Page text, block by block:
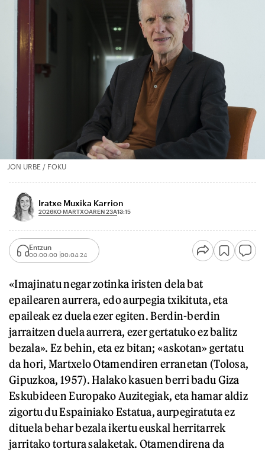
JON URBE / FOKU
Iratxe Muxika Karrion
2026KO MARTXOAREN 23A13:15
Entzun
00:00:00 00:04:24
«Imajinatu negar zotinka iristen dela bat
epailearen aurrera, edo aurpegia txikituta, eta
epaileak ez duela ezer egiten. Berdin-berdin
jarraitzen duela aurrera, ezer gertatuko ez balitz
bezala». Ez behin, eta ez bitan; «askotan» gertatu
da hori, Martxelo Otamendiren erranetan (Tolosa,
Gipuzkoa, 1957). Halako kasuen berri badu Giza
Eskubideen Europako Auzitegiak, eta hamar aldiz
zigortu du Espainiako Estatua, aurpegiratuta ez
dituela behar bezala ikertu euskal herritarrek
jarritako tortura salaketak. Otamendirena da